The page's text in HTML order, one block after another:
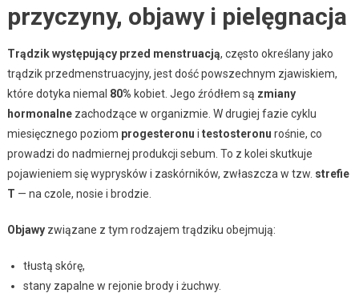
przyczyny, objawy i pielęgnacja
Trądzik występujący przed menstruacją, często określany jako
trądzik przedmenstruacyjny, jest dość powszechnym zjawiskiem,
które dotyka niemal 80% kobiet. Jego źródłem są zmiany
hormonalnezachodzące w organizmie. W drugiej fazie cyklu
miesięcznego poziom progesteronu i testosteronu rośnie, co
prowadzi do nadmiernej produkcji sebum. To z kolei skutkuje
pojawieniem się wyprysków i zaskórników, zwłaszcza w tzw. strefie
T — na czole, nosie i brodzie.
Objawyzwiązane z tym rodzajem trądziku obejmują:
tłustą skórę,
stany zapalne w rejonie brody i żuchwy.